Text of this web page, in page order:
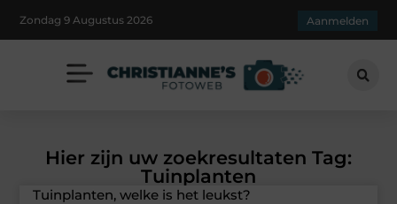
Zondag 9 Augustus 2026 Aanmelden
Hier zijn uw zoekresultaten Tag:
Tuinplanten
Tuinplanten, welke is het leukst?